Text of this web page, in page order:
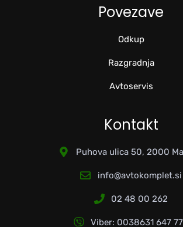
Povezave
Odkup
Razgradnja
Avtoservis
Kontakt
Puhova ulica 50, 2000
info@avtokomplet.si
02 48 00 262
Viber: 0038631 647